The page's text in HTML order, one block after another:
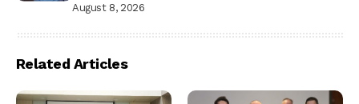
August 8, 2026
Related Articles